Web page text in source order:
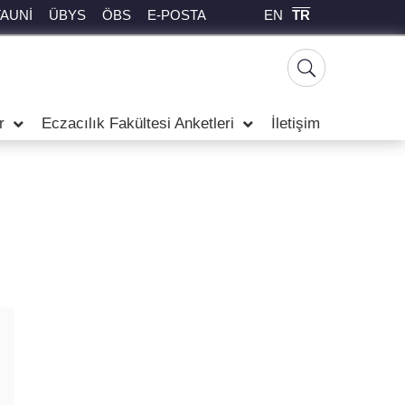
ÜBYS ÖBS E-POSTA EN TR
Eczacılık Fakültesi Anketleri İletişim